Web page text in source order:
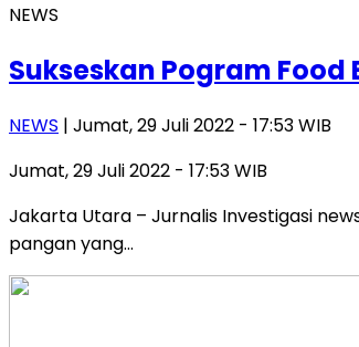
NEWS
Sukseskan Pogram
NEWS | Jumat, 29 Juli 2022 - 17:53 WIB
Jumat, 29 Juli 2022 - 17:53 WIB
Jakarta Utara – Jurnalis Investigasi
pangan yang…